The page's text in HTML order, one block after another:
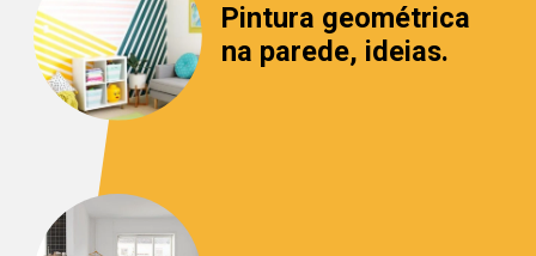
Pintura geométrica
na parede, ideias.